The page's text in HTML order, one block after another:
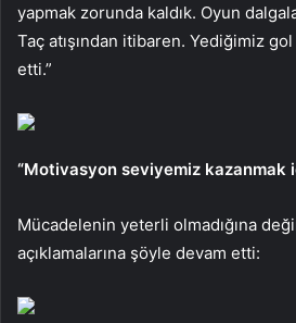
yapmak zorunda kaldık. Oyun
Taç atışından itibaren. Yediğimiz
etti.”
“Motivasyon seviyemiz kazanmak
Mücadelenin yeterli olmadığına
açıklamalarına şöyle devam etti: